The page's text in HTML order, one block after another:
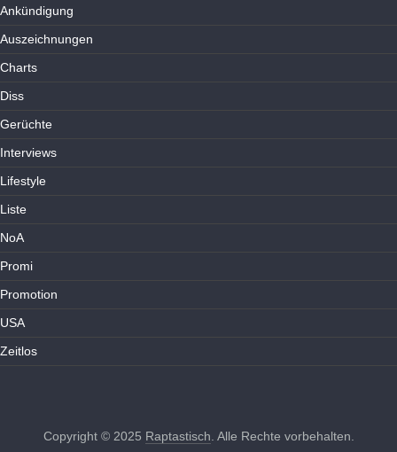
Ankündigung
Auszeichnungen
Charts
Diss
Gerüchte
Interviews
Lifestyle
Liste
NoA
Promi
Promotion
USA
Zeitlos
Copyright © 2025 Raptastisch . Alle Rechte vorbehalten.